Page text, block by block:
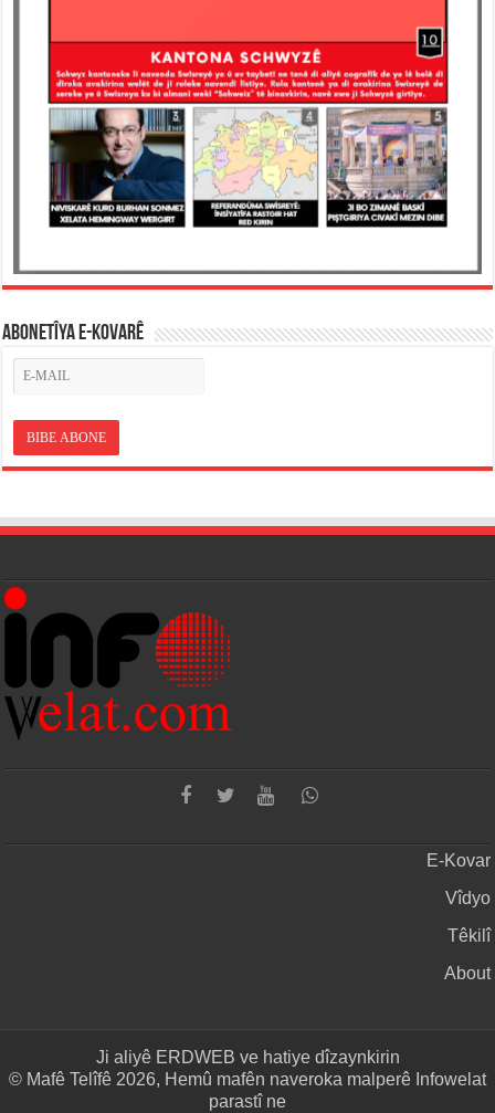
ABONETÎYA E-KOVARÊ
E-Kovar
Vîdyo
Têkilî
About
Ji aliyê ERDWEB ve hatiye dîzaynkirin
© Mafê Telîfê 2026, Hemû mafên naveroka malperê Infowelat
parastî ne